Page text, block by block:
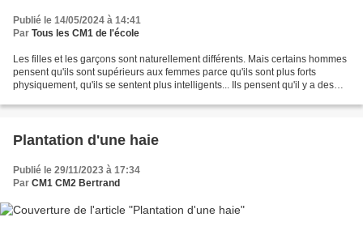
Publié le 14/05/2024 à 14:41
Par Tous les CM1 de l'école
Les filles et les garçons sont naturellement différents. Mais certains hommes
pensent qu'ils sont supérieurs aux femmes parce qu'ils sont plus forts
physiquement, qu'ils se sentent plus intelligents... Ils pensent qu'il y a des
Plantation d'une haie
Publié le 29/11/2023 à 17:34
Par CM1 CM2 Bertrand